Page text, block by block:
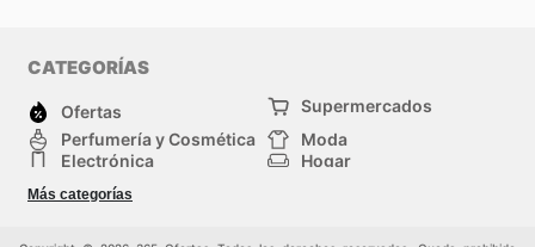
CATEGORÍAS
Ofertas
Supermercados
Perfumería y Cosmética
Moda
Electrónica
Hogar
Deporte
Juguetes y bebés
Más categorías